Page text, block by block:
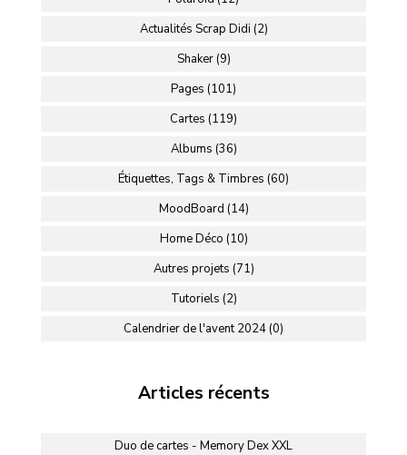
Actualités Scrap Didi (2)
Shaker (9)
Pages (101)
Cartes (119)
Albums (36)
Étiquettes, Tags & Timbres (60)
MoodBoard (14)
Home Déco (10)
Autres projets (71)
Tutoriels (2)
Calendrier de l'avent 2024 (0)
Articles récents
Duo de cartes - Memory Dex XXL